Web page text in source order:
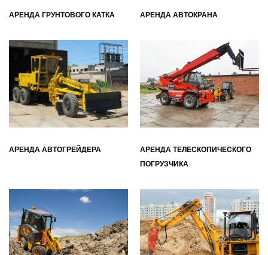
АРЕНДА ГРУНТОВОГО КАТКА АРЕНДА АВТОКРАНА
АРЕНДА АВТОГРЕЙДЕРА
АРЕНДА ТЕЛЕСКОПИЧЕСКОГО
ПОГРУЗЧИКА